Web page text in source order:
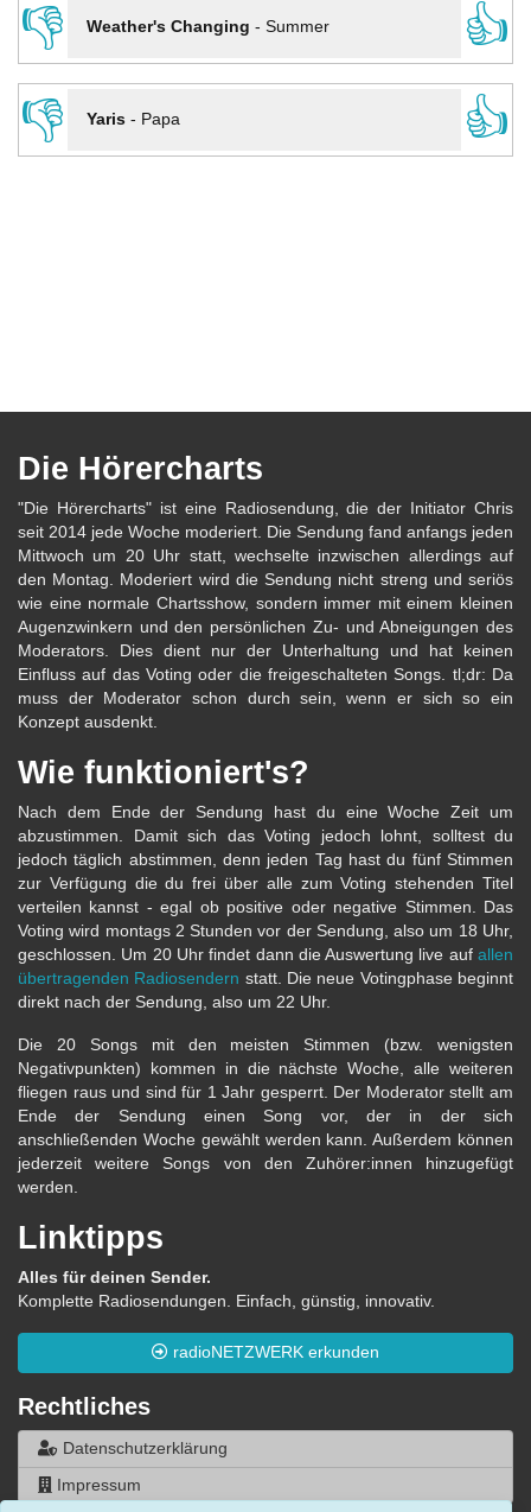
👎
Weather's Changing - Summer
👍
👎
Yaris- Papa 👍
Die Hörercharts
"Die Hörercharts" ist eine Radiosendung, die der Initiator Chris
seit 2014 jede Woche moderiert. Die Sendung fand anfangs jeden
Mittwoch um 20 Uhr statt, wechselte inzwischen allerdings auf
den Montag. Moderiert wird die Sendung nicht streng und seriös
wie eine normale Chartsshow, sondern immer mit einem kleinen
Augenzwinkern und den persönlichen Zu- und Abneigungen des
Moderators. Dies dient nur der Unterhaltung und hat keinen
Einfluss auf das Voting oder die freigeschalteten Songs. tl;dr: Da
muss der Moderator schon durch sein, wenn er sich so ein
Konzept ausdenkt.
Wie funktioniert's?
Nach dem Ende der Sendung hast du eine Woche Zeit um
abzustimmen. Damit sich das Voting jedoch lohnt, solltest du
jedoch täglich abstimmen, denn jeden Tag hast du fünf Stimmen
zur Verfügung die du frei über alle zum Voting stehenden Titel
verteilen kannst - egal ob positive oder negative Stimmen. Das
Voting wird montags 2 Stunden vor der Sendung, also um 18 Uhr,
geschlossen. Um 20 Uhr findet dann die Auswertung live auf allen
übertragenden Radiosendern statt. Die neue Votingphase beginnt
direkt nach der Sendung, also um 22 Uhr.
Die 20 Songs mit den meisten Stimmen (bzw. wenigsten
Negativpunkten) kommen in die nächste Woche, alle weiteren
fliegen raus und sind für 1 Jahr gesperrt. Der Moderator stellt am
Ende der Sendung einen Song vor, der in der sich
anschließenden Woche gewählt werden kann. Außerdem können
jederzeit weitere Songs von den Zuhörer:innen hinzugefügt
werden.
Linktipps
Alles für deinen Sender.
Komplette Radiosendungen. Einfach, günstig, innovativ.
radioNETZWERK erkunden
Rechtliches
Datenschutzerklärung
Impressum